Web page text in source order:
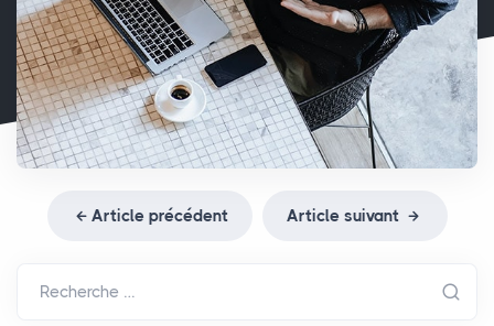
Article précédent Article suivant
Recherche …